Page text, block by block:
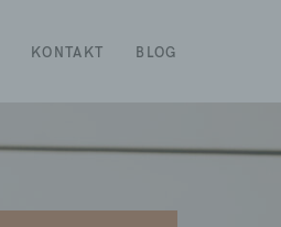
KONTAKT BLOG